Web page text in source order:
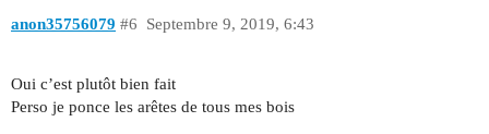
anon35756079 Septembre 9, 2019, 6:43
#6
Oui c’est plutôt bien fait
Perso je ponce les arêtes de tous mes bois